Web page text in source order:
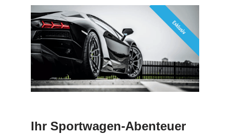
Ihr Sportwagen-Abenteuer